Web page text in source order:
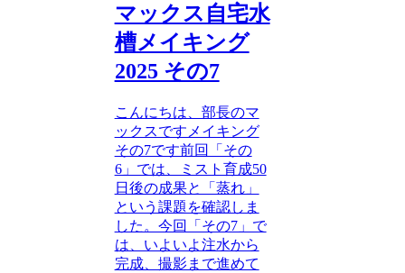
マックス自宅水
槽メイキング
2025 その7
こんにちは、部長のマ
ックスですメイキング
その7です前回「その
6」では、ミスト育成50
日後の成果と「蒸れ」
という課題を確認しま
した。今回「その7」で
は、いよいよ注水から
完成、撮影まで進めて